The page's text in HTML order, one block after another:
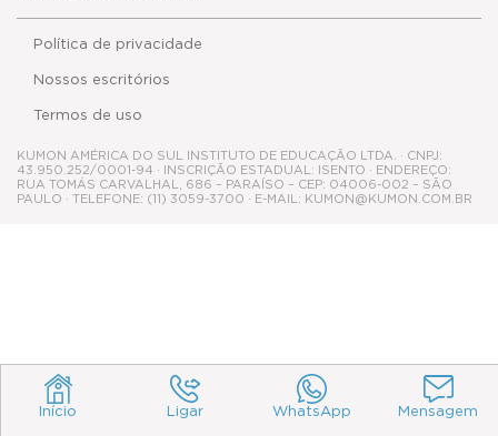
Início Ligar WhatsApp Mensagem
Política de privacidade
Termos de uso
Nossos escritórios
KUMON AMÉRICA DO SUL INSTITUTO DE EDUCAÇÃO LTDA. · CNPJ:
43.950.252/0001-94 · INSCRIÇÃO ESTADUAL: ISENTO · ENDEREÇO:
RUA TOMÁS CARVALHAL, 686 – PARAÍSO – CEP: 04006-002 – SÃO
PAULO · TELEFONE: (11) 3059-3700 · E-MAIL: KUMON@KUMON.COM.BR